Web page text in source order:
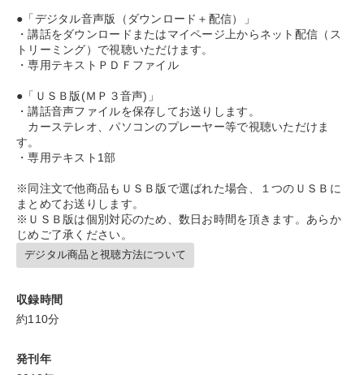
※「更新」を押すと「タグ・キーワード」を更新いただけます。
●「デジタル音声版（ダウンロード＋配信）」
・講話をダウンロードまたはマイページ上からネット配信（ス
トリーミング）で視聴いただけます。
・専用テキストＰＤＦファイル
●「ＵＳＢ版(ＭＰ３音声)」
・講話音声ファイルを保存してお送りします。
カーステレオ、パソコンのプレーヤー等で視聴いただけま
す。
・専用テキスト1部
※同注文で他商品もＵＳＢ版で選ばれた場合、１つのＵＳＢに
まとめてお送りします。
※ＵＳＢ版は個別対応のため、数日お時間を頂きます。あらか
じめご了承ください。
デジタル商品と視聴方法について
収録時間
約110分
発刊年